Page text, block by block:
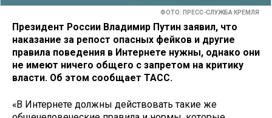
ФОТО: ПРЕСС-СЛУЖБА КРЕМЛЯ
Президент России Владимир Путин заявил, что
наказание за репост опасных фейков и другие
правила поведения в Интернете нужны, однако они
не имеют ничего общего с запретом на критику
власти. Об этом сообщает ТАСС.
«В Интернете должны действовать такие же